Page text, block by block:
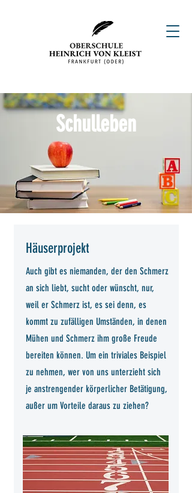
Schulleben
Häuserprojekt
Auch gibt es niemanden, der den Schmerz
an sich liebt, sucht oder wünscht, nur,
weil er Schmerz ist, es sei denn, es
kommt zu zufälligen Umständen, in denen
Mühen und Schmerz ihm große Freude
bereiten können. Um ein triviales Beispiel
zu nehmen, wer von uns unterzieht sich
je anstrengender körperlicher Betätigung,
außer um Vorteile daraus zu ziehen?